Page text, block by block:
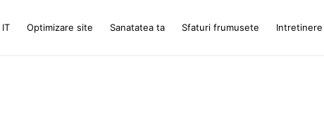
Optimizare site Sanatatea ta Sfaturi frumusete